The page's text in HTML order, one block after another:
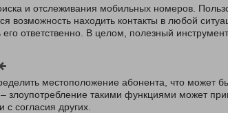
и отслеживания мобильных номеров.
возможность находить контакты в любой
ответственно. В целом, полезный
местоположение абонента, что может
злоупотребление такими функциями может
с согласия других.